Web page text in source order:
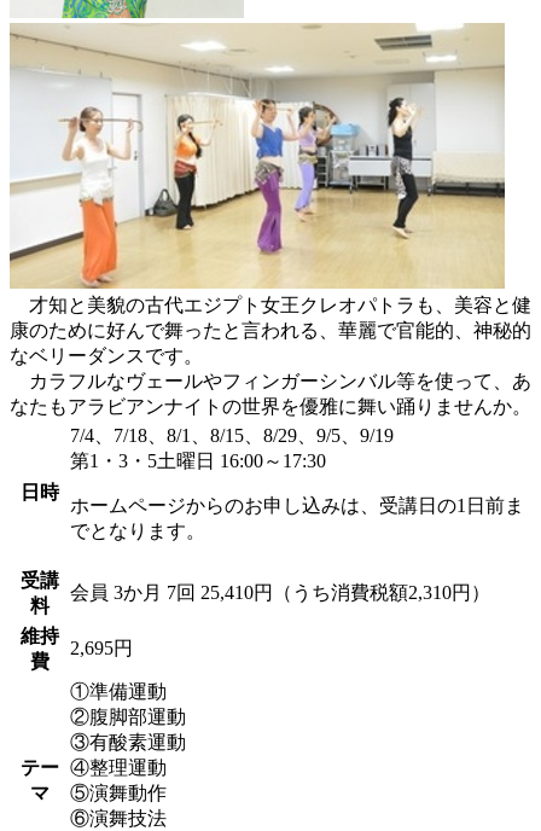
才知と美貌の古代エジプト女王クレオパトラも、美容と健
康のために好んで舞ったと言われる、華麗で官能的、神秘的
なベリーダンスです。
カラフルなヴェールやフィンガーシンバル等を使って、あ
なたもアラビアンナイトの世界を優雅に舞い踊りませんか。
日時
7/4、7/18、8/1、8/15、8/29、9/5、9/19
第1・3・5土曜日 16:00～17:30
ホームページからのお申し込みは、受講日の1日前ま
でとなります。
受講
料
会員 3か月 7回 25,410円（うち消費税額2,310円）
維持
費
2,695円
テー
マ
①準備運動
②腹脚部運動
③有酸素運動
④整理運動
⑤演舞動作
⑥演舞技法